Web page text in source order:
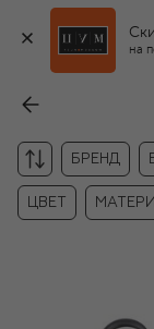
на
БРЕНД
ЦВЕТ